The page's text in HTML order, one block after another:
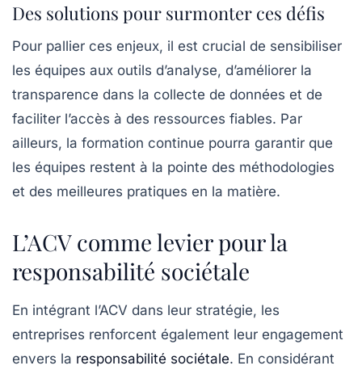
Des solutions pour surmonter ces défis
Pour pallier ces enjeux, il est crucial de sensibiliser
les équipes aux outils d’analyse, d’améliorer la
transparence dans la collecte de données et de
faciliter l’accès à des ressources fiables. Par
ailleurs, la formation continue pourra garantir que
les équipes restent à la pointe des méthodologies
et des meilleures pratiques en la matière.
L’ACV comme levier pour la
responsabilité sociétale
En intégrant l’ACV dans leur stratégie, les
entreprises renforcent également leur engagement
envers la responsabilité sociétale. En considérant